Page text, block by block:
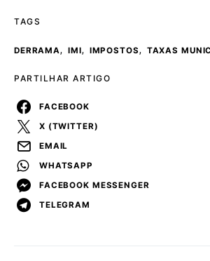
TAGS
DERRAMA, IMI, IMPOSTOS, TAXAS
PARTILHAR ARTIGO
FACEBOOK
X (TWITTER)
EMAIL
WHATSAPP
FACEBOOK MESSENGER
TELEGRAM